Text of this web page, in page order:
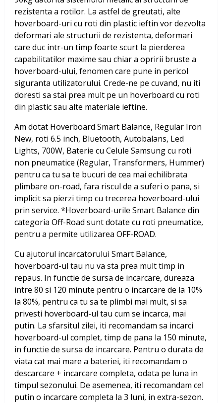
rezistenta a rotilor. La astfel de greutati, alte
hoverboard-uri cu roti din plastic ieftin vor dezvolta
deformari ale structurii de rezistenta, deformari
care duc intr-un timp foarte scurt la pierderea
capabilitatilor maxime sau chiar a opririi bruste a
hoverboard-ului, fenomen care pune in pericol
siguranta utilizatorului. Crede-ne pe cuvand, nu iti
doresti sa stai prea mult pe un hoverboard cu roti
din plastic sau alte materiale ieftine.
Am dotat Hoverboard Smart Balance, Regular Iron
New, roti 6.5 inch, Bluetooth, Autobalans, Led
Lights, 700W, Baterie cu Celule Samsungcu roti
non pneumatice (Regular, Transformers, Hummer)
pentru ca tu sa te bucuri de cea mai echilibrata
plimbare on-road, fara riscul de a suferi o pana, si
implicit sa pierzi timp cu trecerea hoverboard-ului
prin service. *Hoverboard-urile Smart Balance din
categoria Off-Road sunt dotate cu roti pneumatice,
pentru a permite utilizarea OFF-ROAD.
Cu ajutorul incarcatorului Smart Balance,
hoverboard-ul tau nu va sta prea mult timp in
repaus. In functie de sursa de incarcare, dureaza
intre 80 si 120 minute pentru o incarcare de la 10%
la 80%, pentru ca tu sa te plimbi mai mult, si sa
privesti hoverboard-ul tau cum se incarca, mai
putin. La sfarsitul zilei, iti recomandam sa incarci
hoverboard-ul complet, timp de pana la 150 minute,
in functie de sursa de incarcare. Pentru o durata de
viata cat mai mare a bateriei, iti recomandam o
descarcare + incarcare completa, odata pe luna in
timpul sezonului. De asemenea, iti recomandam cel
putin o incarcare completa la 3 luni, in extra-sezon.